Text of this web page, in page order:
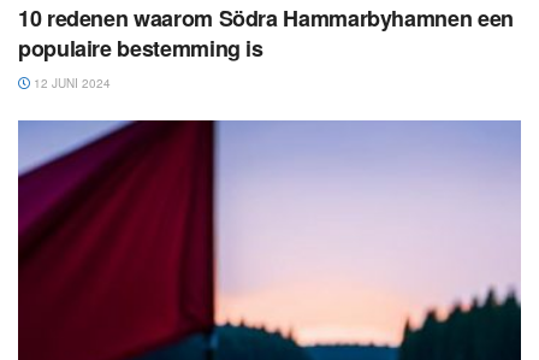
10 redenen waarom Södra Hammarbyhamnen een
populaire bestemming is
12 JUNI 2024